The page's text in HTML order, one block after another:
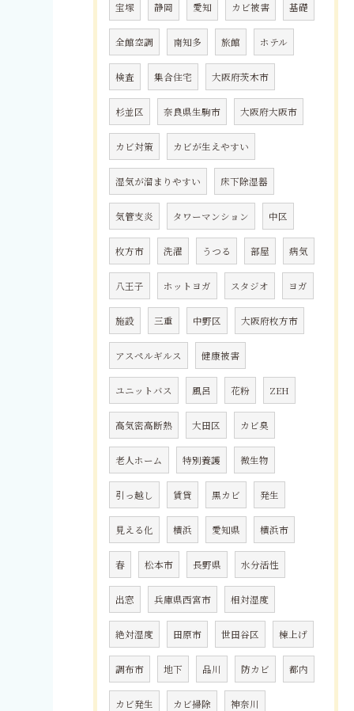
宝塚 静岡 愛知 カビ被害 基礎
全館空調 南知多 旅館 ホテル
検査 集合住宅 大阪府茨木市
杉並区 奈良県生駒市 大阪府大阪市
カビ対策 カビが生えやすい
湿気が溜まりやすい 床下除湿器
気管支炎 タワーマンション 中区
枚方市 洗濯 うつる 部屋 病気
八王子 ホットヨガ スタジオ ヨガ
施設 三重 中野区 大阪府枚方市
アスペルギルス 健康被害
ユニットバス 風呂 花粉 ZEH
高気密高断熱 大田区 カビ臭
老人ホーム 特別養護 微生物
引っ越し 賃貸 黒カビ 発生
見える化 横浜 愛知県 横浜市
春 松本市 長野県 水分活性
出窓 兵庫県西宮市 相対湿度
絶対湿度 田原市 世田谷区 棟上げ
調布市 地下 品川 防カビ 都内
カビ発生 カビ掃除 神奈川